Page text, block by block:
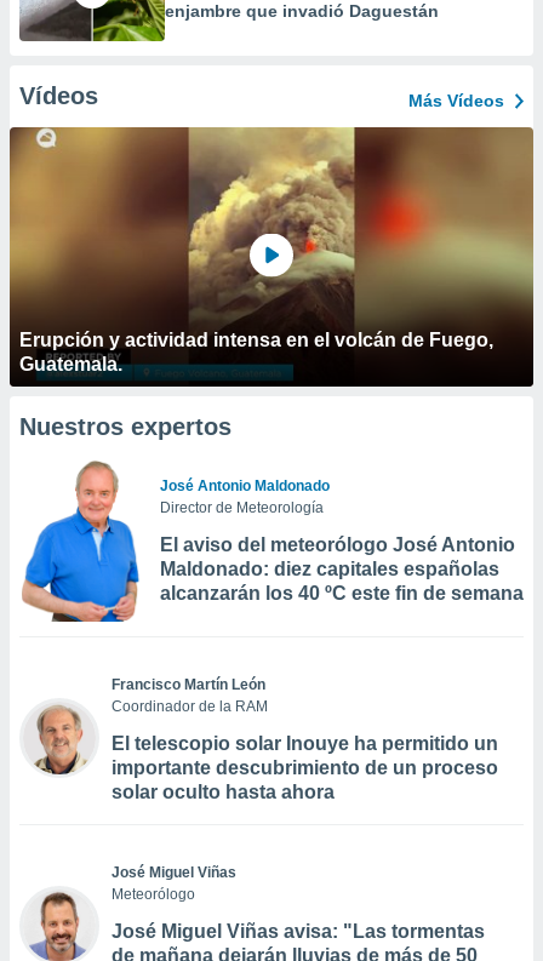
enjambre que invadió Daguestán
Vídeos Más Vídeos
Erupción y actividad intensa en el volcán de Fuego,
Guatemala.
Nuestros expertos
José Antonio Maldonado
Director de Meteorología
El aviso del meteorólogo José Antonio
Maldonado: diez capitales españolas
alcanzarán los 40 ºC este fin de semana
Francisco Martín León
Coordinador de la RAM
El telescopio solar Inouye ha permitido un
importante descubrimiento de un proceso
solar oculto hasta ahora
José Miguel Viñas
Meteorólogo
José Miguel Viñas avisa: "Las tormentas
de mañana dejarán lluvias de más de 50